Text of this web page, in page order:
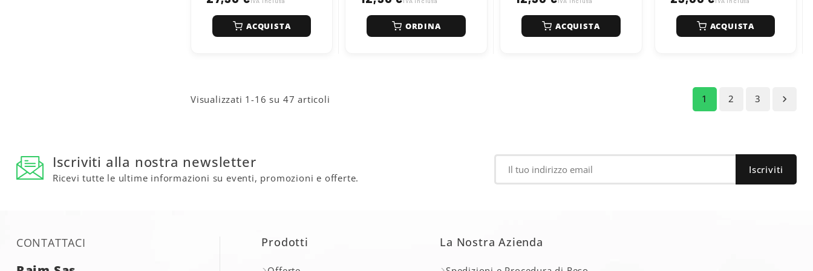
turbo) dagli effetti negativi
dell'acqua nel gasolio.
ACQUISTA ORDINA ACQUISTA
compatibile con motori
diesel e ibridi (fino a B30).
ACQUISTA
Visualizzati 1-16 su 47 articoli 1 2 3 
Iscriviti alla nostra newsletter
Ricevi tutte le ultime informazioni su eventi, promozioni e offerte.
CONTATTACI Prodotti La Nostra Azienda